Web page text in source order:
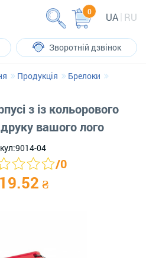
UA RU
0
Зворотній дзвінок
Продукція
Брелоки
з із кольорового
вашого лого
9014-04
/0
19.52 ₴